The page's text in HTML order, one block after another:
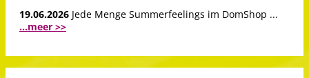
19.06.2026 Jede Menge Summerfeelings im DomShop ...
...meer >>